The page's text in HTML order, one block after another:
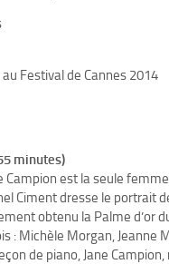
Festival de Cannes 2014
minutes)
Campion est la seule
Ciment dresse le portrait
obtenu la Palme
: Michèle Morgan, Jeanne
de piano, Jane